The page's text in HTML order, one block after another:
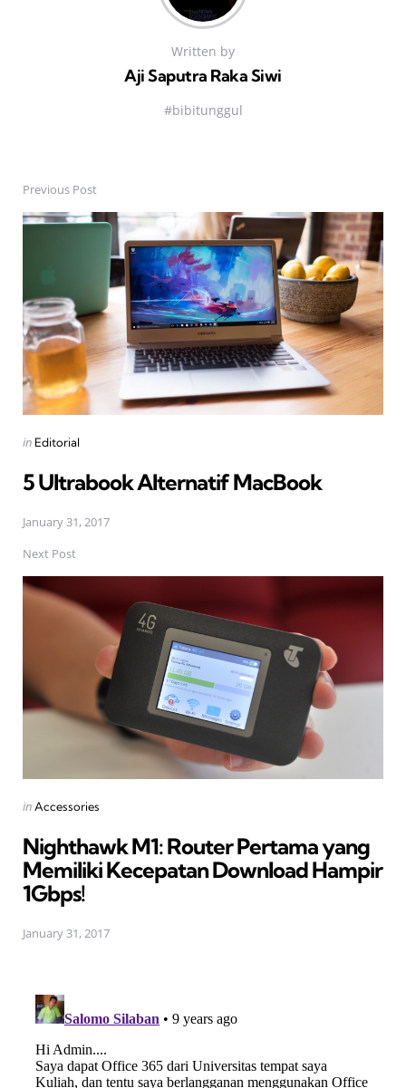
Written by
Aji Saputra Raka Siwi
#bibitunggul
Post
navigation
Previous Post
Posted
in Editorial
5 Ultrabook Alternatif MacBook
January 31, 2017
Next Post
Posted
inAccessories
Nighthawk M1: Router Pertama yang
Memiliki Kecepatan Download Hampir
1Gbps!
January 31, 2017